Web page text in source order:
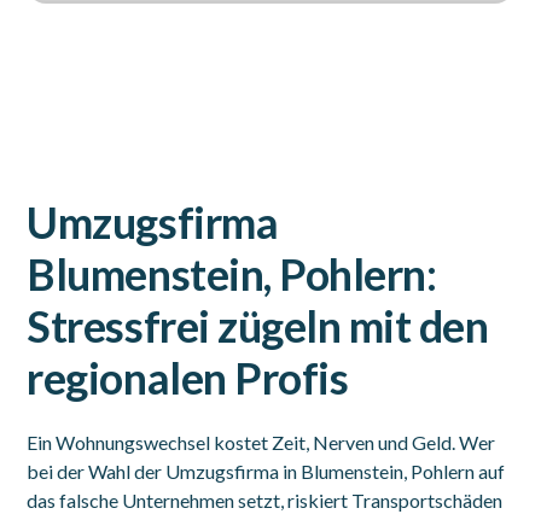
Umzugsfirma
Blumenstein, Pohlern:
Stressfrei zügeln mit den
regionalen Profis
Ein Wohnungswechsel kostet Zeit, Nerven und Geld. Wer
bei der Wahl der Umzugsfirma in Blumenstein, Pohlern auf
das falsche Unternehmen setzt, riskiert Transportschäden